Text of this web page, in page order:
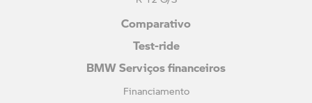
Comparativo
Test-ride
BMW Serviços financeiros
Financiamento